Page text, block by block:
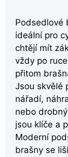
Podsedlové
ideální pro
chtějí mít
vždy po
přitom
Jsou skvělé
nářadí,
nebo
jsou klíče a
Moderní
brašny se